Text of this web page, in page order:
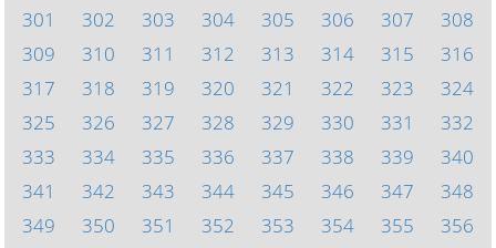
301
302 303 304 305 306 307
308
309
310 311 312 313 314 315
316
317
318 319 320 321 322 323
324
325
326 327 328 329 330 331
332
333
334 335 336 337 338 339
340
341
342 343 344 345 346 347
348
349
350 351 352 353 354 355
356